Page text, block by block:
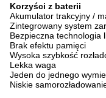
Korzyści z baterii
Akumulator trakcyjny /
Zintegrowany system
Bezpieczna technologia
Brak efektu pamięci
Wysoka szybkość
Lekka waga
Jeden do jednego
Niskie